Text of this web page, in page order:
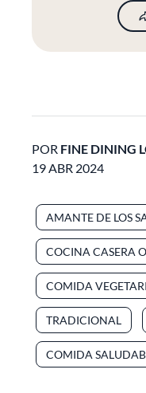
POR FINE DINING
19 ABR 2024
AMANTE DE LOS
COCINA CASERA
COMIDA
TRADICIONAL
COMIDA